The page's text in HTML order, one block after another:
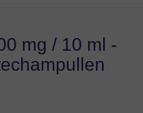
mg / 10 ml -